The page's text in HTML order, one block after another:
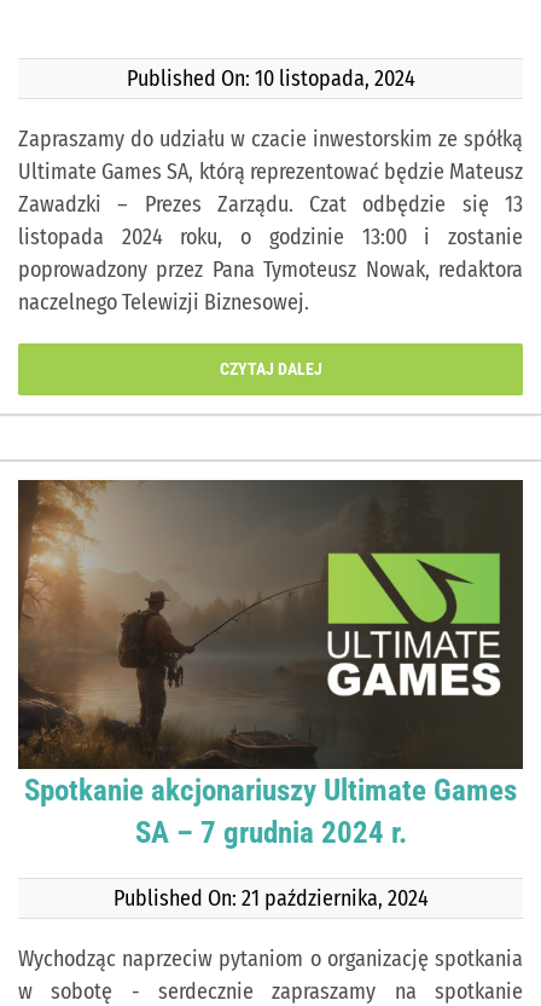
Published On: 10 listopada, 2024
Zapraszamy do udziału w czacie inwestorskim ze spółką
Ultimate Games SA, którą reprezentować będzie Mateusz
Zawadzki – Prezes Zarządu. Czat odbędzie się 13
listopada 2024 roku, o godzinie 13:00 i zostanie
poprowadzony przez Pana Tymoteusz Nowak, redaktora
naczelnego Telewizji Biznesowej.
CZYTAJ DALEJ
Spotkanie akcjonariuszy Ultimate Games
SA – 7 grudnia 2024 r.
Published On: 21 października, 2024
Wychodząc naprzeciw pytaniom o organizację spotkania
w sobotę - serdecznie zapraszamy na spotkanie